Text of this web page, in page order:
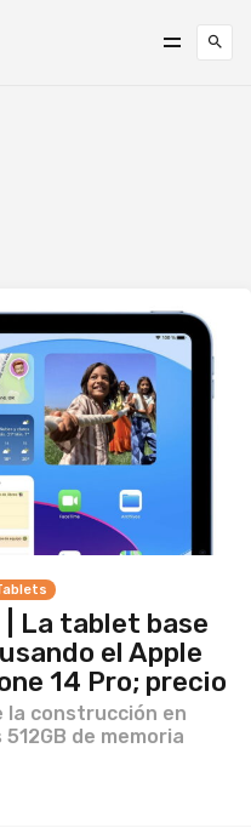
| La tablet base
el Apple
14 Pro; precio
la construcción en
de memoria